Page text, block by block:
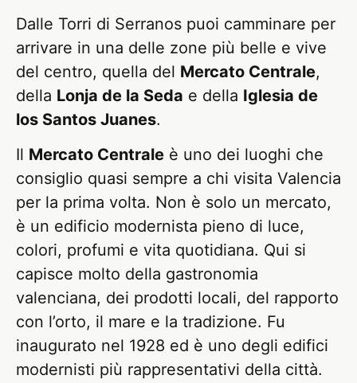
Dalle Torri di Serranos puoi camminare per
arrivare in una delle zone più belle e vive
del centro, quella del Mercato Centrale,
della Lonja de la Seda e della Iglesia de
los Santos Juanes.
Il Mercato Centrale è uno dei luoghi che
consiglio quasi sempre a chi visita Valencia
per la prima volta. Non è solo un mercato,
è un edificio modernista pieno di luce,
colori, profumi e vita quotidiana. Qui si
capisce molto della gastronomia
valenciana, dei prodotti locali, del rapporto
con l’orto, il mare e la tradizione. Fu
inaugurato nel 1928 ed è uno degli edifici
modernisti più rappresentativi della città.